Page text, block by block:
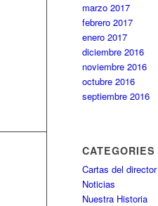
marzo 2017
febrero 2017
enero 2017
diciembre 2016
noviembre 2016
octubre 2016
septiembre 2016
CATEGORIES
Cartas del director
Noticias
Nuestra Historia